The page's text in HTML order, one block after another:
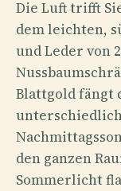
Die Luft trifft
dem leichten,
und Leder von
Blattgold fängt
den ganzen
Sommerlicht